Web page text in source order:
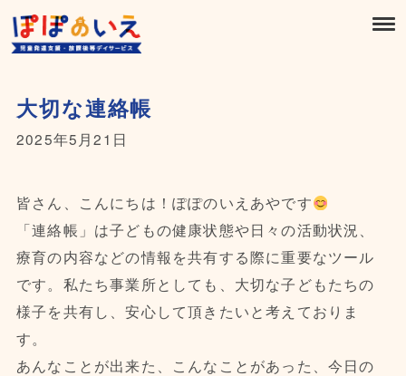
大切な連絡帳
2025年5月21日
皆さん、こんにちは！ぽぽのいえあやです
「連絡帳」は子どもの健康状態や日々の活動状況、
療育の内容などの情報を共有する際に重要なツール
です。私たち事業所としても、大切な子どもたちの
様子を共有し、安心して頂きたいと考えておりま
す。
あんなことが出来た、こんなことがあった、今日の